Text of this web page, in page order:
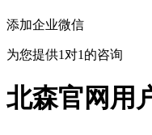
添加企业微信
为您提供1对1的咨询
北森官网用